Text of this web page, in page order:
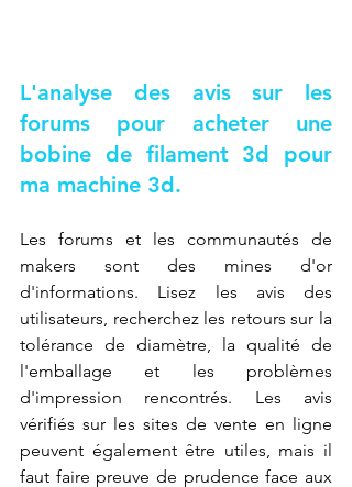
L'analyse des avis sur les
forums pour acheter une
bobine de filament 3d pour
ma machine 3d.
Les forums et les communautés de
makers sont des mines d'or
d'informations. Lisez les avis des
utilisateurs, recherchez les retours sur la
tolérance de diamètre, la qualité de
l'emballage et les problèmes
d'impression rencontrés. Les avis
vérifiés sur les sites de vente en ligne
peuvent également être utiles, mais il
faut faire preuve de prudence face aux